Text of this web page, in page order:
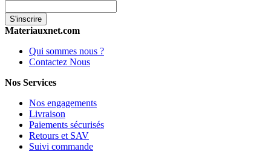
S'inscrire
Materiauxnet.com
Qui sommes nous ?
Contactez Nous
Nos Services
Nos engagements
Livraison
Paiements sécurisés
Retours et SAV
Suivi commande